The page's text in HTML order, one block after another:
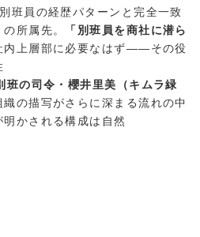
班員の経歴パターンと完全一致
所属先。
「別班員を商社に潜ら
内上層部に必要なはず——その役
班の司令・櫻井里美（キムラ緑
織の描写がさらに深まる流れの中
かされる構成は自然